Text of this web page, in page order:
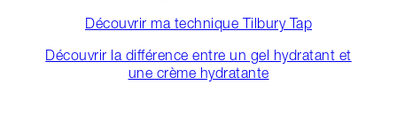
Découvrir ma technique Tilbury Tap
Découvrir la différence entre un gel hydratant et
une crème hydratante